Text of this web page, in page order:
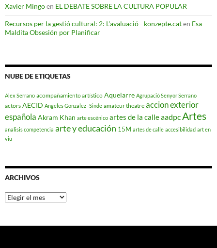
Xavier Mingoen EL DEBATE SOBRE LA CULTURA POPULAR
Recursos per la gestió cultural: 2: L'avaluació - konzepte.caten Esa
Maldita Obsesión por Planificar
NUBE DE ETIQUETAS
Alex Serrano acompañamiento artístico Aquelarre Agrupació Senyor Serrano
actors AECID Angeles Gonzalez -Sinde amateur theatre accion exterior
española Akram Khan arte escénico artes de la calleaadpcArtes
analisis competencia arte y educación 15M artes de calle accesibilidad art en
viu
ARCHIVOS
Archivos